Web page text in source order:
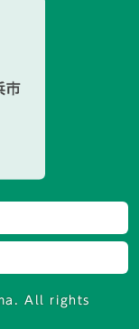
All rights